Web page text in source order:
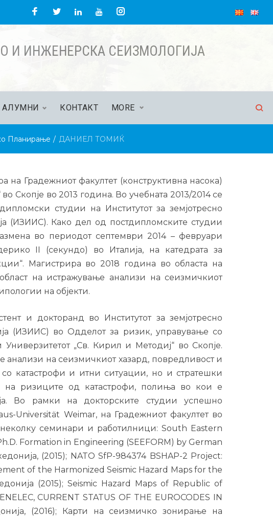
И ИНЖЕНЕРСКА СЕИЗМОЛОГИЈА
АЛУМНИ КОНТАКТ MORE
Планирање / ДАНИЕЛ ТОМИЌ
Градежниот факултет (конструктивна насока)
Скопје во 2013 година. Во учебната 2013/2014 се
студии на Институтот за земјотресно
(ИЗИИС). Како дел од постдипломските студии
во периодот септември 2014 – февруари
II (секундо) во Италија, на катедрата за
Магистрира во 2018 година во областа на
на истражување анализи на сеизмичкиот
на објекти.
и докторанд во Институтот за земјотресно
(ИЗИИС) во Одделот за ризик, управување со
„Св. Кирил и Методиј“ во Скопје.
анализи на сеизмичкиот хазард, повредливост и
катастрофи и итни ситуации, но и стратешки
ризиците од катастрофи, полиња во кои е
Во рамки на докторските студии успешно
Universität Weimar, на Градежниот факултет во
неколку семинари и работилници: South Eastern
Formation in Engineering (SEEFORM) by German
(2015); NATO SfP-984374 BSHAP-2 Project:
of the Harmonized Seismic Hazard Maps for the
(2015); Seismic Hazard Maps of Republic of
CURRENT STATUS OF THE EUROCODES IN
(2016); Карти на сеизмичко зонирање на